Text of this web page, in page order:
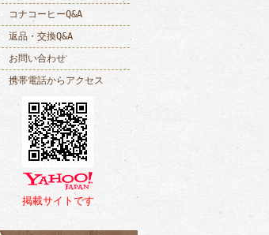
コナコーヒーQ&A
返品・交換Q&A
お問い合わせ
携帯電話からアクセス
掲載サイトです